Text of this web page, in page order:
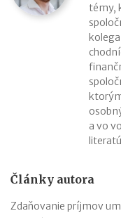
témy,
a vo
Články autora
Zdaňovanie príjmov